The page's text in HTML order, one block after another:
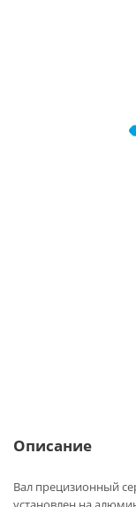
Описание
Вал прецизионный